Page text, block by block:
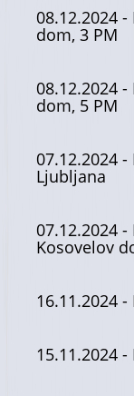
08.12.2024 -
dom, 3 PM
08.12.2024 -
dom, 5 PM
07.12.2024 -
Ljubljana
07.12.2024 -
Kosovelov
16.11.2024 -
15.11.2024 -